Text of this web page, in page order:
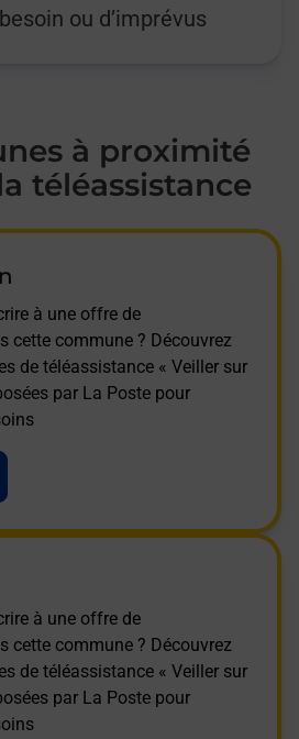
ou d’imprévus
à proximité
téléassistance
à une offre de
cette commune ? Découvrez
de téléassistance « Veiller sur
par La Poste pour
à une offre de
cette commune ? Découvrez
de téléassistance « Veiller sur
par La Poste pour